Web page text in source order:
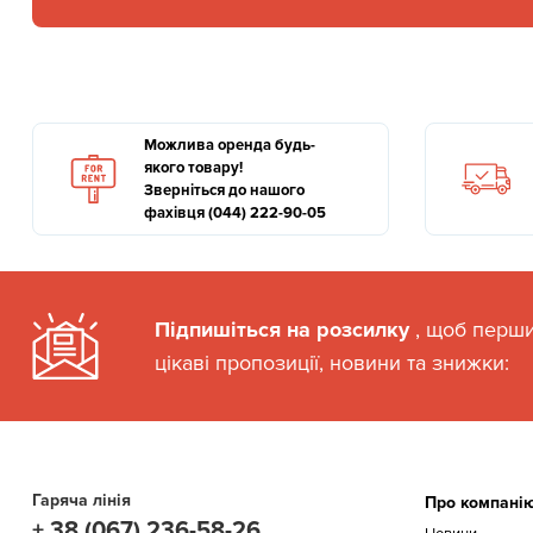
Можлива оренда будь-
якого товару!
Зверніться до нашого
фахівця (044) 222-90-05
Підпишіться на розсилку , щоб
цікаві пропозиції, новини та знижки:
Гаряча лінія Про